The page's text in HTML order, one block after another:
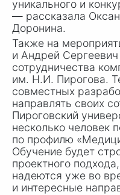
уникального и
— рассказала
Доронина.
Также на
и Андрей
сотрудничества
им. Н.И. Пирогова.
совместных
направлять своих
Пироговский
несколько человек
по профилю
Обучение будет
проектного
надеются уже во
и интересные